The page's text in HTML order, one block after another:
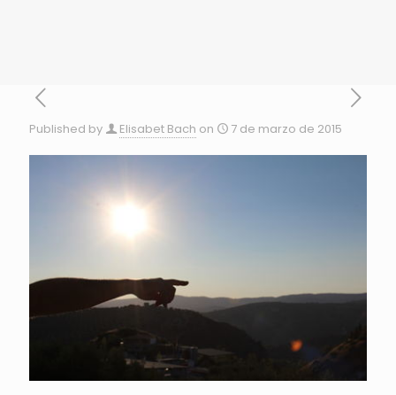
Published by Elisabet Bach on 7 de marzo de 2015